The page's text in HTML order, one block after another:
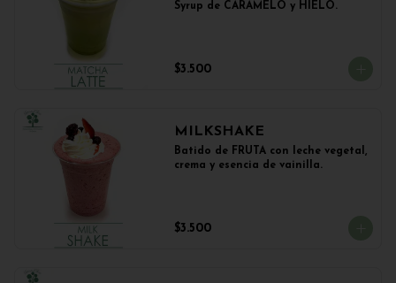
Syrup de CARAMELO y HIELO.
$3.500
MILKSHAKE
Batido de FRUTA con leche vegetal,
crema y esencia de vainilla.
$3.500